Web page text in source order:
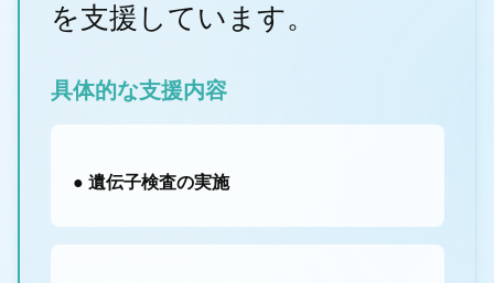
を支援しています。
具体的な支援内容
● 遺伝子検査の実施